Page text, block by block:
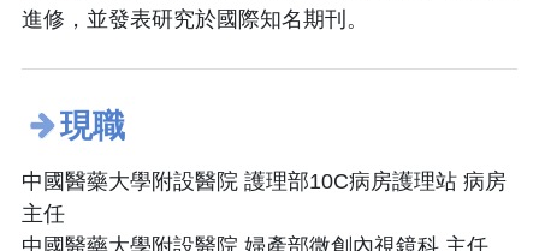
進修，並發表研究於國際知名期刊。
現職
中國醫藥大學附設醫院 護理部10C病房護理站 病房
主任